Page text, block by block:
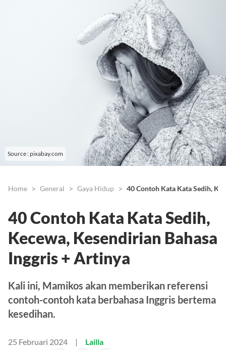
Source : pixabay.com
Home General Gaya Hidup 40 Contoh Kata Kata Sedih,
40 Contoh Kata Kata Sedih,
Kecewa, Kesendirian Bahasa
Inggris + Artinya
Kali ini, Mamikos akan memberikan referensi
contoh-contoh kata berbahasa Inggris bertema
kesedihan.
25 Februari 2024
Lailla